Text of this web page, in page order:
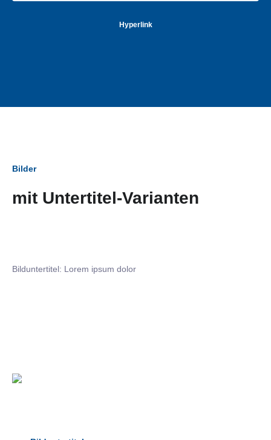
Hyperlink
Bilder
mit Untertitel-Varianten
Bilduntertitel: Lorem ipsum dolor